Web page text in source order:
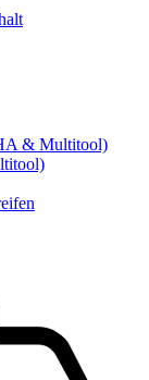
& Multitool)